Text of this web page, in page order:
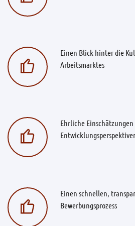
Einen Blick hinter die
Arbeitsmarktes
Ehrliche
Einen schnellen,
Bewerbungsprozess